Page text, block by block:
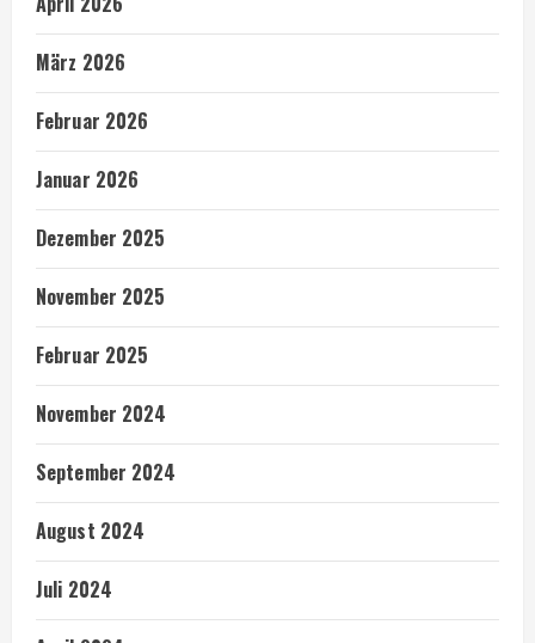
März 2026
Februar 2026
Januar 2026
Dezember 2025
November 2025
Februar 2025
November 2024
September 2024
August 2024
Juli 2024